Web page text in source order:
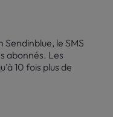
Sendinblue, le SMS
abonnés. Les
10 fois plus de